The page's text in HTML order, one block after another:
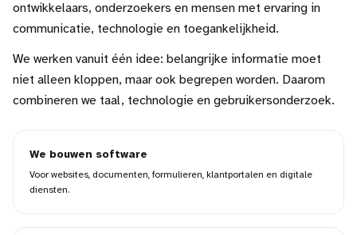
ontwikkelaars, onderzoekers en mensen met ervaring in
communicatie, technologie en toegankelijkheid.
We werken vanuit één idee: belangrijke informatie moet
niet alleen kloppen, maar ook begrepen worden. Daarom
combineren we taal, technologie en gebruikersonderzoek.
We bouwen software
Voor websites, documenten, formulieren, klantportalen en digitale
diensten.